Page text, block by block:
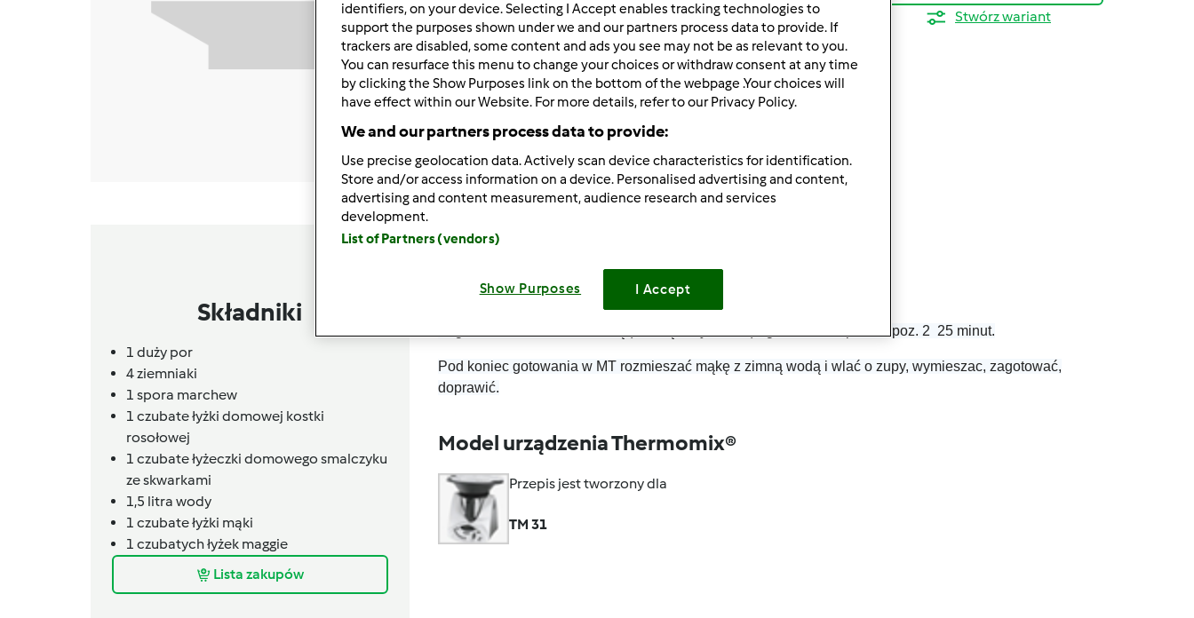
porcja/porcje/porcji
5porcja/porcje/porcji
--
Stwórz wariant
Składniki
1 duży por
4ziemniaki
1 spora marchew
1 czubate łyżki domowej kostki
rosołowej
1 czubate łyżeczki domowego smalczyku
ze skwarkami
1,5 litra wody
1 czubate łyżki mąki
1 czubatych łyżek maggie
Lista zakupów
Wszystkie warzywa obrać, umyć, zmiksować 4 sek. poz. 4.
Zagotować z kostka rosołową (i wodą oczywiście ) i gotowac temp. 100, poz. 2 25 minut.
Pod koniec gotowania w MT rozmieszać mąkę z zimną wodą i wlać o zupy, wymieszac, zagotować,
doprawić.
Model urządzenia Thermomix®
Przepis jest tworzony dla
TM 31
identifiers, on your device. Selecting I Accept enables tracking technologies to
support the purposes shown under we and our partners process data to provide. If
trackers are disabled, some content and ads you see may not be as relevant to you.
You can resurface this menu to change your choices or withdraw consent at any time
by clicking the Show Purposes link on the bottom of the webpage .Your choices will
have effect within our Website. For more details, refer to our Privacy Policy.
We and our partners process data to provide:
Use precise geolocation data. Actively scan device characteristics for identification.
Store and/or access information on a device. Personalised advertising and content,
advertising and content measurement, audience research and services
development.
List of Partners (vendors)
Show Purposes I Accept